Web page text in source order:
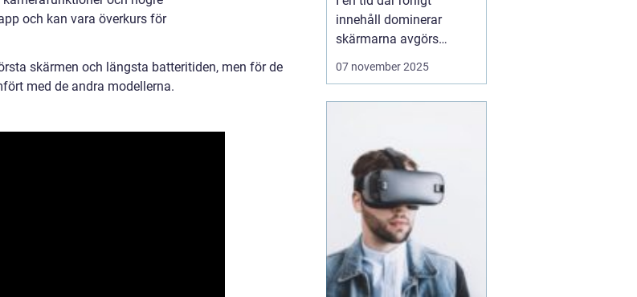
och kan vara överkurs för
skärmen och längsta batteritiden, men för de
med de andra modellerna.
innehåll dominerar
skärmarna avgörs
mycket av kvaliteten på
tydligt och minnesvä...
07 november 2025